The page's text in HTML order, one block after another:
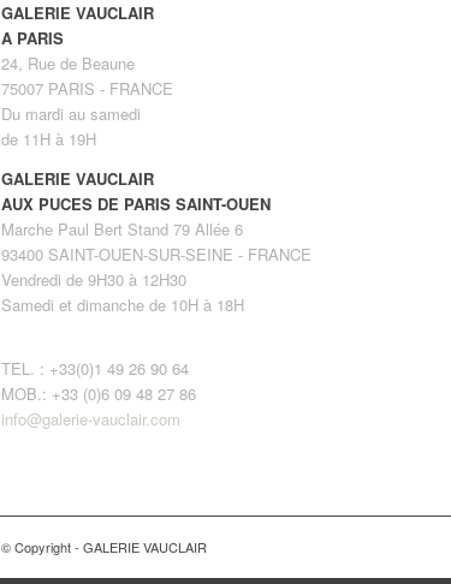
GALERIE VAUCLAIR
A PARIS
24, Rue de Beaune
75007 PARIS - FRANCE
Du mardi au samedi
de 11H à 19H
GALERIE VAUCLAIR
AUX PUCES DE PARIS SAINT-OUEN
Marche Paul Bert Stand 79 Allée 6
93400 SAINT-OUEN-SUR-SEINE - FRANCE
Vendredi de 9H30 à 12H30
Samedi et dimanche de 10H à 18H
TEL. : +33(0)1 49 26 90 64
MOB.: +33 (0)6 09 48 27 86
info@galerie-vauclair.com
© Copyright - GALERIE VAUCLAIR